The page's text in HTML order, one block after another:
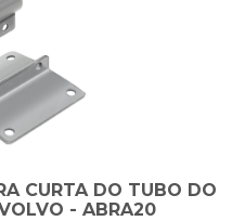
CURTA DO TUBO DO
- ABRA20